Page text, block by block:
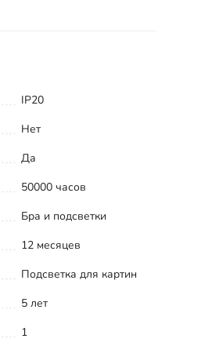
IP20
Нет
Да
50000 часов
Бра и подсветки
12 месяцев
Подсветка для картин
5 лет
1